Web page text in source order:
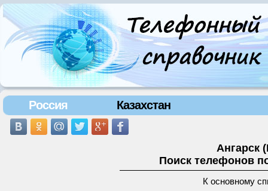
Россия Казахстан
Ангарск
Поиск телефонов
К основному